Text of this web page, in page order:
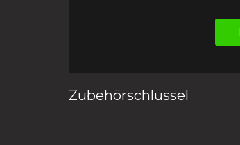
Zubehörschlüssel